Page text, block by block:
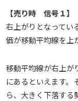
【売り時 信号１】
右上がりとなってい
価が移動平均線を上
移動平均線が右上が
にあるといえます。
ら、大きく下落する